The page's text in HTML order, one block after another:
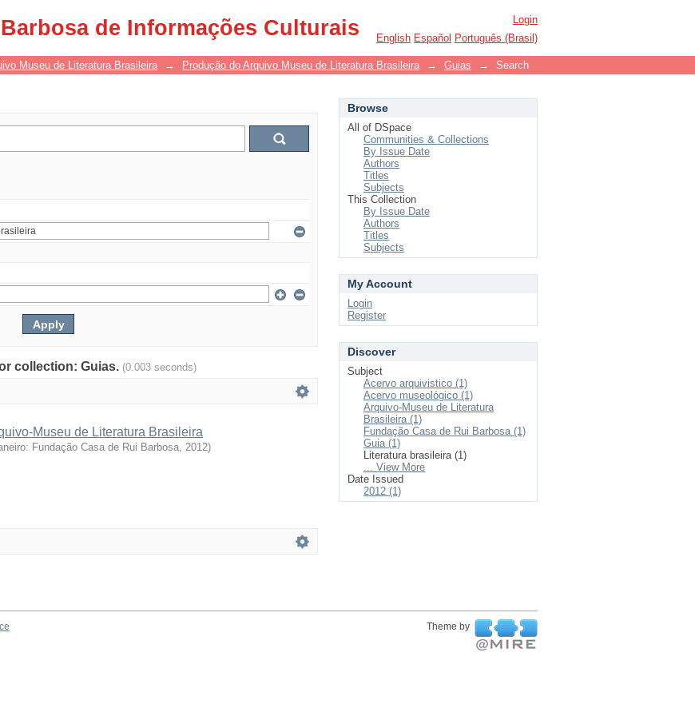
de Informações Culturais
Login
English Español Português (Brasil)
Museu de Literatura Brasileira → Produção do Arquivo Museu de Literatura Brasileira → Guias → Search
collection: Guias. (0.003 seconds)
Museu de Literatura Brasileira
Fundação Casa de Rui Barbosa, 2012)
Browse
All of DSpace
Communities & Collections
By Issue Date
Authors
Titles
Subjects
This Collection
By Issue Date
Authors
Titles
Subjects
My Account
Login
Register
Discover
Subject
Acervo arquivistico (1)
Acervo museológico (1)
Arquivo-Museu de Literatura
Brasileira (1)
Fundação Casa de Rui Barbosa (1)
Guia (1)
Literatura brasileira (1)
... View More
Date Issued
2012 (1)
Theme by